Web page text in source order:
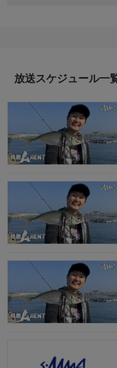
使った絶品料理にも舌
放送スケジュール一